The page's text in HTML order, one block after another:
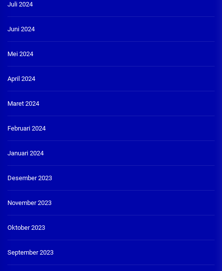
Juli 2024
Juni 2024
Mei 2024
April 2024
Maret 2024
Februari 2024
Januari 2024
Desember 2023
November 2023
Oktober 2023
September 2023